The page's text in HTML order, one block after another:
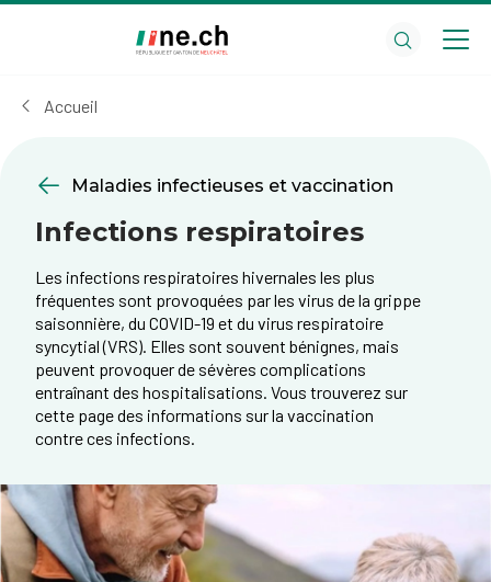
cookies
Accueil
Maladies infectieuses et vaccination
Infections respiratoires
Les infections respiratoires hivernales les plus
fréquentes sont provoquées par les virus de la grippe
saisonnière, du COVID-19 et du virus respiratoire
syncytial (VRS). Elles sont souvent bénignes, mais
peuvent provoquer de sévères complications
entraînant des hospitalisations. Vous trouverez sur
cette page des informations sur la vaccination
contre ces infections.